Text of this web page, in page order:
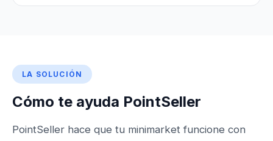
LA SOLUCIÓN
Cómo te ayuda PointSeller
PointSeller hace que tu minimarket funcione con